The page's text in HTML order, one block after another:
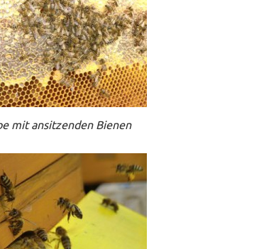
mit ansitzenden Bienen